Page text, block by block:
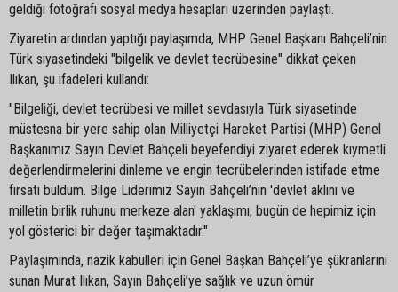
geldiği fotoğrafı sosyal medya hesapları üzerinden paylaştı.
Ziyaretin ardından yaptığı paylaşımda, MHP Genel Başkanı Bahçeli’nin
Türk siyasetindeki "bilgelik ve devlet tecrübesine" dikkat çeken
Ilıkan, şu ifadeleri kullandı:
"Bilgeliği, devlet tecrübesi ve millet sevdasıyla Türk siyasetinde
müstesna bir yere sahip olan Milliyetçi Hareket Partisi (MHP) Genel
Başkanımız Sayın Devlet Bahçeli beyefendiyi ziyaret ederek kıymetli
değerlendirmelerini dinleme ve engin tecrübelerinden istifade etme
fırsatı buldum. Bilge Liderimiz Sayın Bahçeli’nin 'devlet aklını ve
milletin birlik ruhunu merkeze alan' yaklaşımı, bugün de hepimiz için
yol gösterici bir değer taşımaktadır."
Paylaşımında, nazik kabulleri için Genel Başkan Bahçeli’ye şükranlarını
sunan Murat Ilıkan, Sayın Bahçeli’ye sağlık ve uzun ömür